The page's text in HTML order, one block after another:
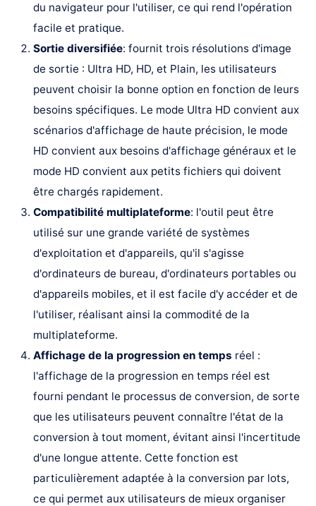
du navigateur pour l'utiliser, ce qui rend l'opération
facile et pratique.
Sortie diversifiée: fournit trois résolutions d'image
de sortie : Ultra HD, HD, et Plain, les utilisateurs
peuvent choisir la bonne option en fonction de leurs
besoins spécifiques. Le mode Ultra HD convient aux
scénarios d'affichage de haute précision, le mode
HD convient aux besoins d'affichage généraux et le
mode HD convient aux petits fichiers qui doivent
être chargés rapidement.
Compatibilité multiplateforme: l'outil peut être
utilisé sur une grande variété de systèmes
d'exploitation et d'appareils, qu'il s'agisse
d'ordinateurs de bureau, d'ordinateurs portables ou
d'appareils mobiles, et il est facile d'y accéder et de
l'utiliser, réalisant ainsi la commodité de la
multiplateforme.
Affichage de la progression en temps réel :
l'affichage de la progression en temps réel est
fourni pendant le processus de conversion, de sorte
que les utilisateurs peuvent connaître l'état de la
conversion à tout moment, évitant ainsi l'incertitude
d'une longue attente. Cette fonction est
particulièrement adaptée à la conversion par lots,
ce qui permet aux utilisateurs de mieux organiser